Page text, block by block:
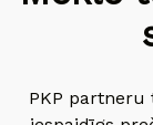
PKP partneru